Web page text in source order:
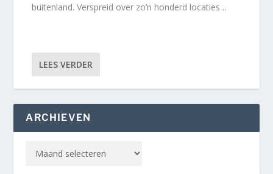
buitenland. Verspreid over zo’n honderd locaties ..
LEES VERDER
ARCHIEVEN